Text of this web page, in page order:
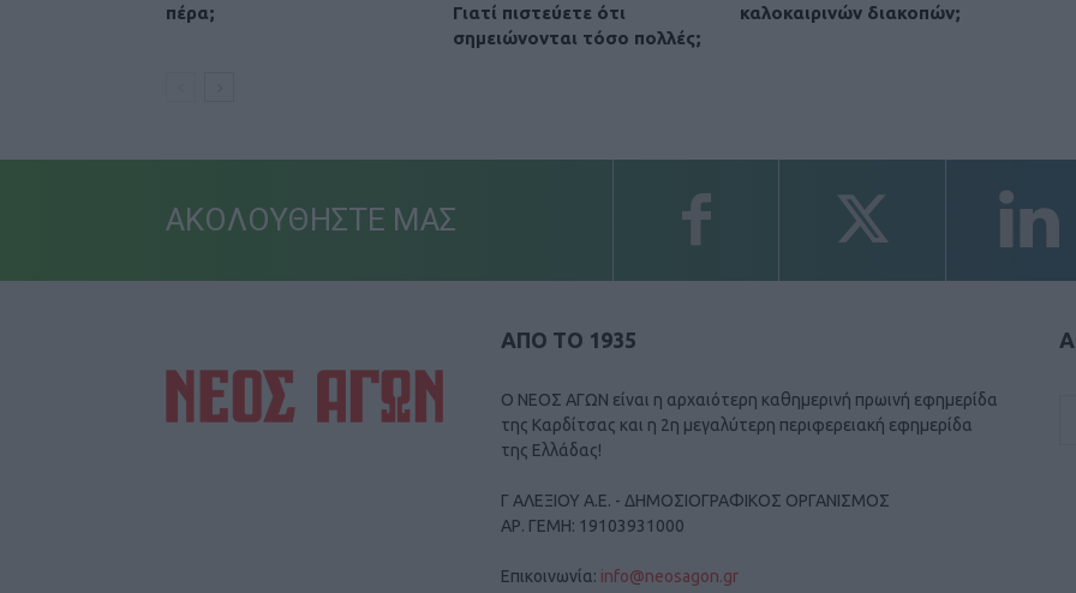
πέρα;
Γιατί πιστεύετε ότι
σημειώνονται τόσο πολλές;
καλοκαιρινών διακοπών;
ΑΚΟΛΟΥΘΗΣΤΕ ΜΑΣ
ΑΠΟ ΤΟ 1935
Ο ΝΕΟΣ ΑΓΩΝ είναι η αρχαιότερη καθημερινή πρωινή εφημερίδα
της Καρδίτσας και η 2η μεγαλύτερη περιφερειακή εφημερίδα
της Ελλάδας!
Γ ΑΛΕΞΙΟΥ Α.Ε. - ΔΗΜΟΣΙΟΓΡΑΦΙΚΟΣ ΟΡΓΑΝΙΣΜΟΣ
ΑΡ. ΓΕΜΗ: 19103931000
Επικοινωνία: info@neosagon.gr